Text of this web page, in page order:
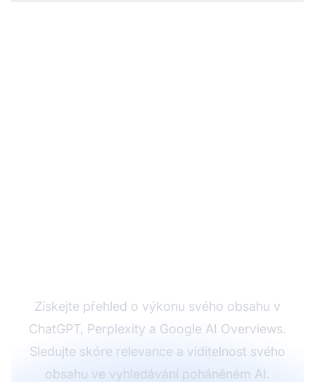
Získejte přehled o výkonu svého obsahu v
ChatGPT, Perplexity a Google AI Overviews.
Sledujte skóre relevance a viditelnost svého
obsahu ve vyhledávání poháněném AI.